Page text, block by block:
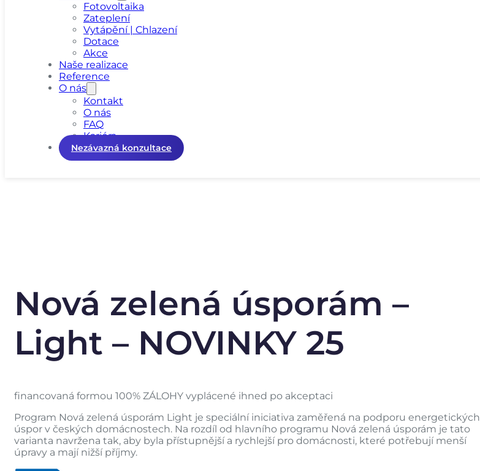
Fotovoltaika
Zateplení
Vytápění | Chlazení
Dotace
Akce
Naše realizace
Reference
O nás
Kontakt
O nás
FAQ
Kariéra
Nezávazná konzultace
Nová zelená úsporám –
Light – NOVINKY 25
financovaná formou 100% ZÁLOHY vyplácené ihned po akceptaci
Program Nová zelená úsporám Light je speciální iniciativa zaměřená na podporu energetických
úspor v českých domácnostech. Na rozdíl od hlavního programu Nová zelená úsporám je tato
varianta navržena tak, aby byla přístupnější a rychlejší pro domácnosti, které potřebují menší
úpravy a mají nižší příjmy.